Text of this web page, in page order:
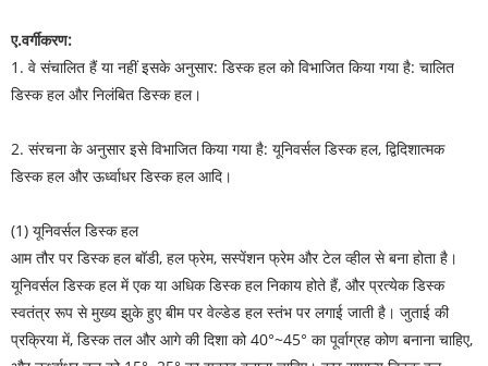
ए.वर्गीकरण:
1. वे संचालित हैं या नहीं इसके अनुसार: डिस्क हल को विभाजित किया गया है: चालित
डिस्क हल और निलंबित डिस्क हल।
2. संरचना के अनुसार इसे विभाजित किया गया है: यूनिवर्सल डिस्क हल, द्विदिशात्मक
डिस्क हल और ऊर्ध्वाधर डिस्क हल आदि।
(1) यूनिवर्सल डिस्क हल
आम तौर पर डिस्क हल बॉडी, हल फ्रेम, सस्पेंशन फ्रेम और टेल व्हील से बना होता है।
यूनिवर्सल डिस्क हल में एक या अधिक डिस्क हल निकाय होते हैं, और प्रत्येक डिस्क
स्वतंत्र रूप से मुख्य झुके हुए बीम पर वेल्डेड हल स्तंभ पर लगाई जाती है। जुताई की
प्रक्रिया में, डिस्क तल और आगे की दिशा को 40°~45° का पूर्वाग्रह कोण बनाना चाहिए,